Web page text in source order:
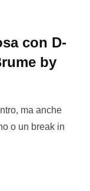
con D-
by
ma anche
o un break in